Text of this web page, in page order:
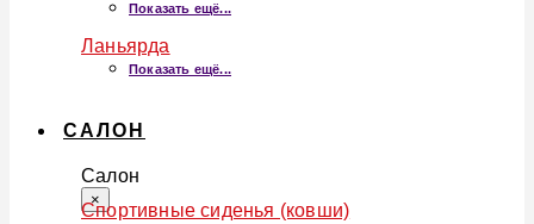
Показать ещё...
Ланьярда
Показать ещё...
САЛОН
Салон
×
Спортивные сиденья (ковши)